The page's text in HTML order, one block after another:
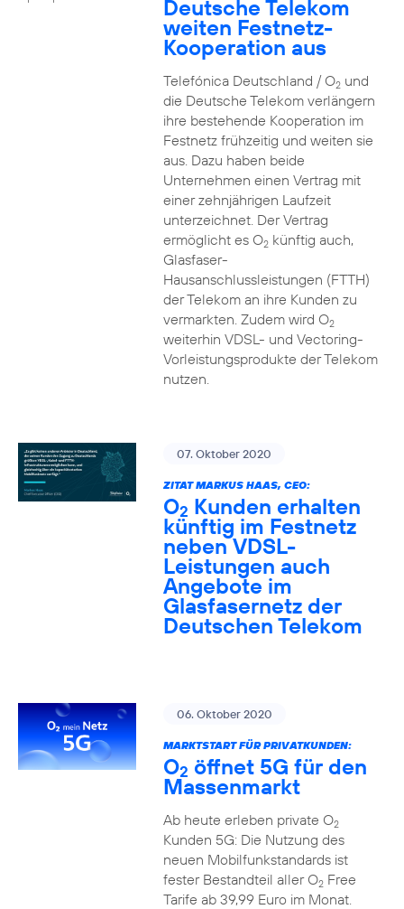
Deutsche Telekom
weiten Festnetz-
Kooperation aus
Telefónica Deutschland / O2und
die Deutsche Telekom verlängern
ihre bestehende Kooperation im
Festnetz frühzeitig und weiten sie
aus. Dazu haben beide
Unternehmen einen Vertrag mit
einer zehnjährigen Laufzeit
unterzeichnet. Der Vertrag
ermöglicht es O2künftig auch,
Glasfaser-
Hausanschlussleistungen (FTTH)
der Telekom an ihre Kunden zu
vermarkten. Zudem wird O2
weiterhin VDSL- und Vectoring-
Vorleistungsprodukte der Telekom
nutzen.
07. Oktober 2020
ZITAT MARKUS HAAS, CEO:
O2 Kunden erhalten
künftig im Festnetz
neben VDSL-
Leistungen auch
Angebote im
Glasfasernetz der
Deutschen Telekom
06. Oktober 2020
MARKTSTART FÜR PRIVATKUNDEN:
O2 öffnet 5G für den
Massenmarkt
Ab heute erleben private O2
Kunden 5G: Die Nutzung des
neuen Mobilfunkstandards ist
fester Bestandteil aller O2Free
Tarife ab 39,99 Euro im Monat.